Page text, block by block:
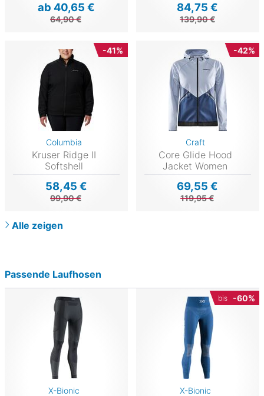
ab 40,65 €
64,90 €
84,75 €
139,90 €
-41%
Columbia
Kruser Ridge II
Softshell
58,45 €
99,90 €
-42%
Craft
Core Glide Hood
Jacket Women
69,55 €
119,95 €
Alle zeigen
Passende Laufhosen
X-Bionic
bis -60%
X-Bionic